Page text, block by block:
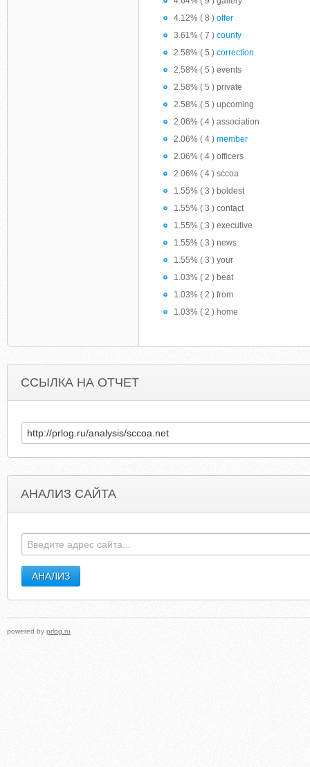
4.12% ( 8 ) offer
3.61% ( 7 ) county
2.58% ( 5 ) correction
2.58% ( 5 ) events
2.58% ( 5 ) private
2.58% ( 5 ) upcoming
2.06% ( 4 ) association
2.06% ( 4 ) member
2.06% ( 4 ) officers
2.06% ( 4 ) sccoa
1.55% ( 3 ) boldest
1.55% ( 3 ) contact
1.55% ( 3 ) executive
1.55% ( 3 ) news
1.55% ( 3 ) your
1.03% ( 2 ) beat
1.03% ( 2 ) from
1.03% ( 2 ) home
ССЫЛКА НА ОТЧЕТ
АНАЛИЗ САЙТА
powered by prlog.ru